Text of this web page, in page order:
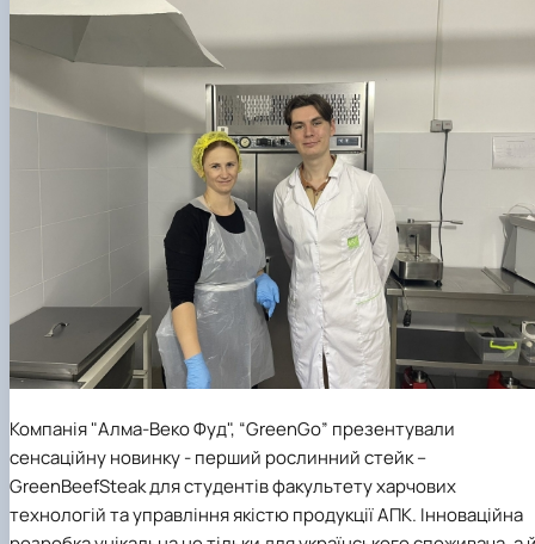
Компанія "Алма-Веко Фуд", “GreenGo” презентували
сенсаційну новинку - перший рослинний стейк –
GreenBeefSteak для студентів факультету харчових
технологій та управління якістю продукції АПК. Інноваційна